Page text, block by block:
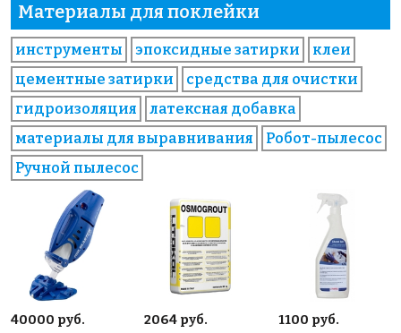
Материалы для поклейки
инструменты эпоксидные затирки
клеи
цементные затирки
средства для очистки
гидроизоляция
латексная добавка
материалы для выравнивания
Робот-пылесос
Ручной пылесос
40000 руб.
2064 руб.
1100 руб.